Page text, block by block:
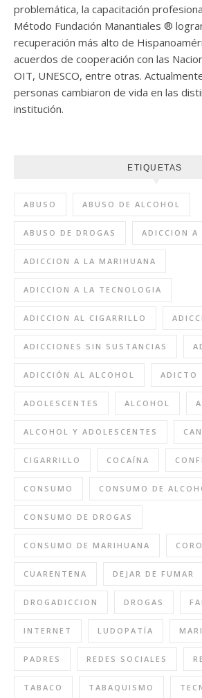
problemática, la capacitación
Método Fundación Manantiales ®
recuperación más alto de
acuerdos de cooperación con las
OIT, UNESCO, entre otras.
personas cambiaron de vida en las
institución.
ETIQUETAS
ABUSO ABUSO DE ALCOHOL
ABUSO DE DROGAS ADICCION A
ADICCION A LA MARIHUANA
ADICCION A LA TECNOLOGIA
ADICCION AL CIGARRILLO
ADICCIONES SIN SUSTANCIAS
ADICCIÓN AL ALCOHOL ADICTO
ADOLESCENTES ALCOHOL
ALCOHOL Y ADOLESCENTES
CIGARRILLO COCAÍNA
CONSUMO CONSUMO DE
CONSUMO DE DROGAS
CONSUMO DE MARIHUANA
CUARENTENA DEJAR DE FUMAR
DROGADICCION DROGAS
INTERNET LUDOPATÍA
PADRES REDES SOCIALES
TABACO TABAQUISMO